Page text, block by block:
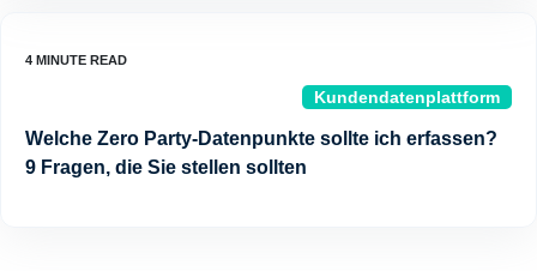
Kundendatenplattform
Welche Zero Party-Datenpunkte sollte ich erfassen?
9 Fragen, die Sie stellen sollten